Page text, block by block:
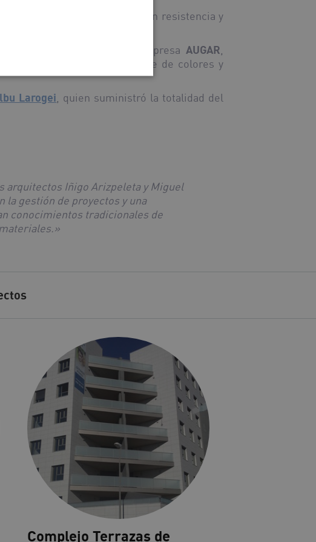
la firma Keraben, que aportan resistencia y
gerente e ingeniero de la empresa AUGAR
Grafito, creando un contraste de colores y
Larogei , quien suministró la totalidad del
arquitectos Iñigo Arizpeleta y Miguel
la gestión de proyectos y una
conocimientos tradicionales de
Complejo Terrazas de